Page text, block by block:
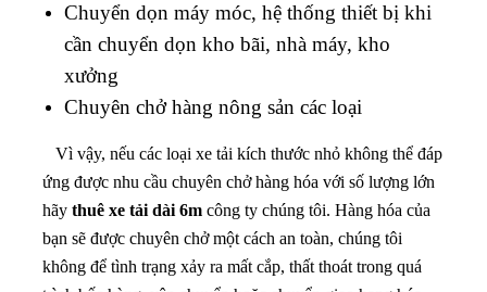
Chuyển dọn máy móc, hệ thống thiết bị khi
cần chuyển dọn kho bãi, nhà máy, kho
xưởng
Chuyên chở hàng nông sản các loại
Vì vậy, nếu các loại xe tải kích thước nhỏ không thể đáp
ứng được nhu cầu chuyên chở hàng hóa với số lượng lớn
hãy thuê xe tải dài 6m công ty chúng tôi. Hàng hóa của
bạn sẽ được chuyên chở một cách an toàn, chúng tôi
không để tình trạng xảy ra mất cắp, thất thoát trong quá